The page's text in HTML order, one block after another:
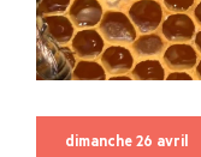
dimanche 26 avril